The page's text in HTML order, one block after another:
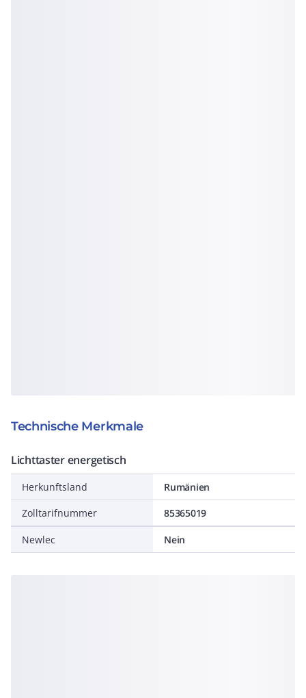
Technische Merkmale
Lichttaster energetisch
Herkunftsland
Rumänien
Zolltarifnummer
85365019
Newlec Nein